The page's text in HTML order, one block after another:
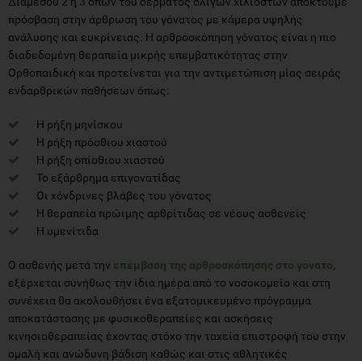
πρόσβαση στην άρθρωση του γόνατος με κάμερα υψηλής
ανάλυσης και ευκρίνειας. Η αρθροσκόπηση γόνατος είναι η πιο
διαδεδομένη θεραπεία μικρής επεμβατικότητας στην
Ορθοπαιδική και προτείνεται για την αντιμετώπιση μίας σειράς
ενδαρθρικών παθήσεων όπως:
Η ρήξη μηνίσκου
Η ρήξη πρόσθιου χιαστού
Η ρήξη οπίσθιου χιαστού
Το εξάρθρημα επιγονατίδας
Οι χόνδρινες βλάβες του γόνατος
Η θεραπεία πρώιμης αρθρίτιδας σε νέους ασθενείς
Η υμενίτιδα
Ο ασθενής μετά την επέμβαση της αρθροσκόπησης στο γόνατο,
εξέρχεται συνήθως την ίδια ημέρα από το νοσοκομείο και στη
συνέχεια θα ακολουθήσει ένα εξατομικευμένο πρόγραμμα
αποκατάστασης με φυσικοθεραπείες και ασκήσεις
κινησιοθεραπείας έχοντας στόχο την ταχεία επιστροφή του στην
ομαλή και ανώδυνη βάδιση καθώς και στις αθλητικές